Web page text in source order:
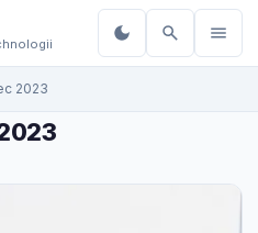
2023